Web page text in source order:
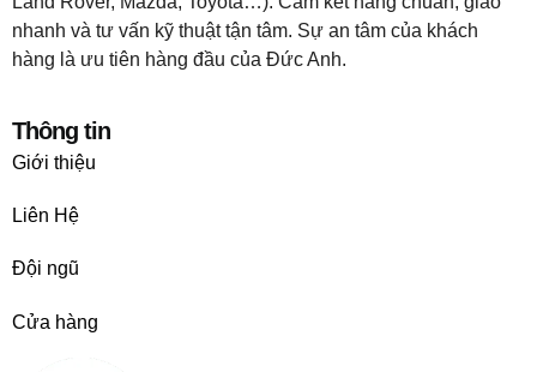
nhanh và tư vấn kỹ thuật tận tâm. Sự an tâm của khách
hàng là ưu tiên hàng đầu của Đức Anh.
Thông tin
Giới thiệu
Liên Hệ
Đội ngũ
Cửa hàng